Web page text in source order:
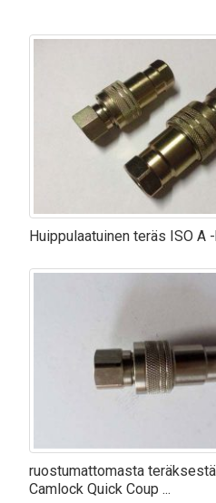
Huippulaatuinen teräs ISO
ruostumattomasta
Camlock Quick Coup ...